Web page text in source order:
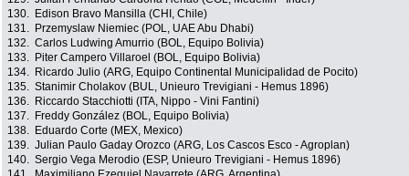
130.
Edison Bravo Mansilla (CHI, Chile)
131.
Przemyslaw Niemiec (POL, UAE Abu Dhabi)
132. Carlos Ludwing Amurrio (BOL, Equipo Bolivia)
133.
Piter Campero Villaroel (BOL, Equipo Bolivia)
134.
Ricardo Julio (ARG, Equipo Continental Municipalidad de Pocito)
135. Stanimir Cholakov (BUL, Unieuro Trevigiani - Hemus 1896)
136.
Riccardo Stacchiotti (ITA, Nippo - Vini Fantini)
137.
Freddy González (BOL, Equipo Bolivia)
138.
Eduardo Corte (MEX, Mexico)
139. Julian Paulo Gaday Orozco (ARG, Los Cascos Esco - Agroplan)
140. Sergio Vega Merodio (ESP, Unieuro Trevigiani - Hemus 1896)